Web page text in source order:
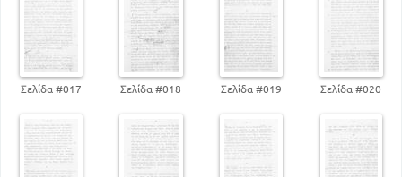
Σελίδα #017 Σελίδα #018 Σελίδα #019 Σελίδα #020